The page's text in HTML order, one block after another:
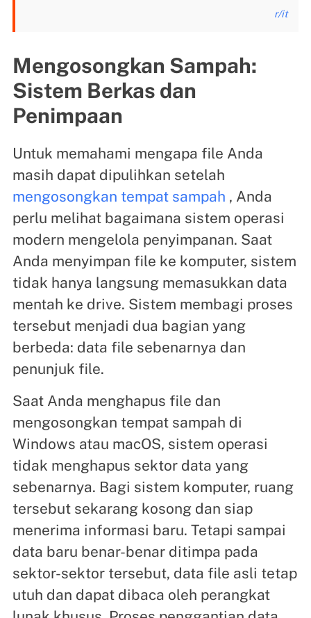
r/it
Mengosongkan Sampah:
Sistem Berkas dan
Penimpaan
Untuk memahami mengapa file Anda
masih dapat dipulihkan setelah
mengosongkan tempat sampah , Anda
perlu melihat bagaimana sistem operasi
modern mengelola penyimpanan. Saat
Anda menyimpan file ke komputer, sistem
tidak hanya langsung memasukkan data
mentah ke drive. Sistem membagi proses
tersebut menjadi dua bagian yang
berbeda: data file sebenarnya dan
penunjuk file.
Saat Anda menghapus file dan
mengosongkan tempat sampah di
Windows atau macOS, sistem operasi
tidak menghapus sektor data yang
sebenarnya. Bagi sistem komputer, ruang
tersebut sekarang kosong dan siap
menerima informasi baru. Tetapi sampai
data baru benar-benar ditimpa pada
sektor-sektor tersebut, data file asli tetap
utuh dan dapat dibaca oleh perangkat